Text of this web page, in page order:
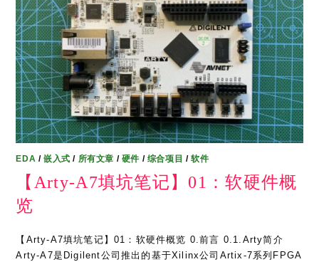
EDA /嵌入式 / 所有文章 / 硬件 / 综合项目 /软件
【Arty-A7填坑笔记】01：软硬件概
览
【Arty-A7填坑笔记】01：软硬件概览 0.前言 0.1.Arty简介
Arty-A7是Digilent公司推出的基于Xilinx公司Artix-7系列FPGA